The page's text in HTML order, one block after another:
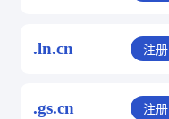
.ln.cn 注册
.gs.cn 注册